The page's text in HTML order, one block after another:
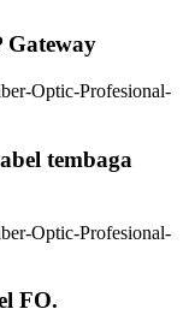
Gateway
tembaga
FO.